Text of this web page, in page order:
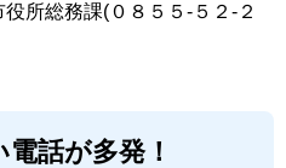
役所総務課(０８５５-５２-２
話が多発！